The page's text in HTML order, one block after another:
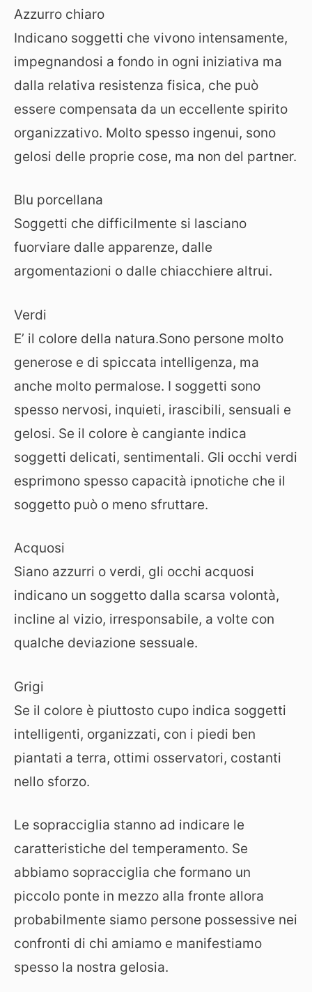
Azzurro chiaro
Indicano soggetti che vivono intensamente,
impegnandosi a fondo in ogni iniziativa ma
dalla relativa resistenza fisica, che può
essere compensata da un eccellente spirito
organizzativo. Molto spesso ingenui, sono
gelosi delle proprie cose, ma non del partner.
Blu porcellana
Soggetti che difficilmente si lasciano
fuorviare dalle apparenze, dalle
argomentazioni o dalle chiacchiere altrui.
Verdi
E’ il colore della natura.Sono persone molto
generose e di spiccata intelligenza, ma
anche molto permalose. I soggetti sono
spesso nervosi, inquieti, irascibili, sensuali e
gelosi. Se il colore è cangiante indica
soggetti delicati, sentimentali. Gli occhi verdi
esprimono spesso capacità ipnotiche che il
soggetto può o meno sfruttare.
Acquosi
Siano azzurri o verdi, gli occhi acquosi
indicano un soggetto dalla scarsa volontà,
incline al vizio, irresponsabile, a volte con
qualche deviazione sessuale.
Grigi
Se il colore è piuttosto cupo indica soggetti
intelligenti, organizzati, con i piedi ben
piantati a terra, ottimi osservatori, costanti
nello sforzo.
Le sopracciglia stanno ad indicare le
caratteristiche del temperamento. Se
abbiamo sopracciglia che formano un
piccolo ponte in mezzo alla fronte allora
probabilmente siamo persone possessive nei
confronti di chi amiamo e manifestiamo
spesso la nostra gelosia.